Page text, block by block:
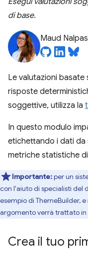
di base.
Maud Nalpas
Le valutazioni
risposte
soggettive, utilizza la
In questo modulo
etichettando i dati da
metriche statistiche
Importante:per un
con l'aiuto di specialisti del
esempio di ThemeBuilder,
argomento verrà trattato in
Crea il tuo